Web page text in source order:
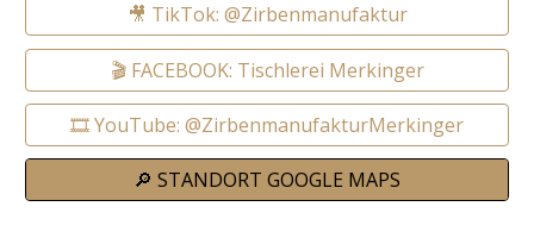
🎥 TikTok: @Zirbenmanufaktur
🎬 FACEBOOK: Tischlerei Merkinger
🎞️ YouTube: @ZirbenmanufakturMerkinger
🔎 STANDORT GOOGLE MAPS